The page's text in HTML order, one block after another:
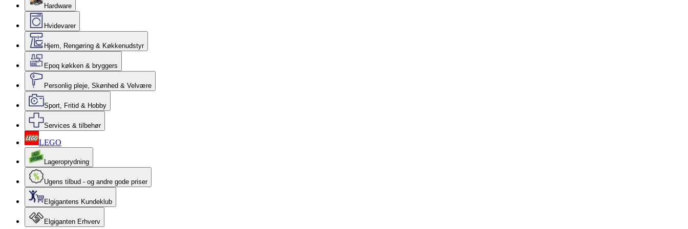
Hardware
Hvidevarer
Hjem, Rengøring & Køkkenudstyr
Epoq køkken & bryggers
Personlig pleje, Skønhed & Velvære
Sport, Fritid & Hobby
Services & tilbehør
LEGO
Lageroprydning
Ugens tilbud - og andre gode priser
Elgigantens Kundeklub
Elgiganten Erhverv